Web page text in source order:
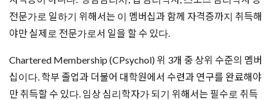
전문가로 일하기 위해서는 이 멤버십과 함께 자격증까지 취득해
야만 실제로 전문가로서 일을 할 수 있다.
Chartered Membership (CPsychol) 위 3개 중 상위 수준의 멤버
십이다. 학부 졸업과 더불어 대학원에서 수련과 연구를 완료해야
만 취득할 수 있다. 임상 심리학자가 되기 위해서는 필수로 취득